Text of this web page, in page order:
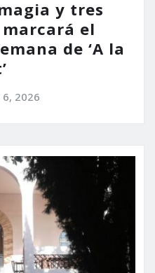
y tres
el
de ‘A la
6, 2026